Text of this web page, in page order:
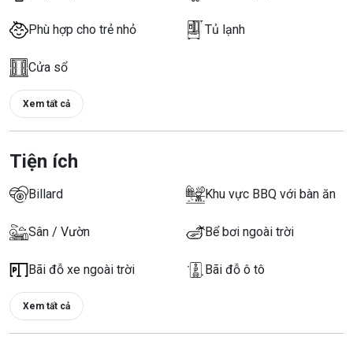
Phù hợp cho trẻ nhỏ Tủ lạnh
Cửa sổ
Xem tất cả
Tiện ích
Billard Khu vực BBQ với bàn ăn
Sân / Vườn Bể bơi ngoài trời
Bãi đỗ xe ngoài trời Bãi đỗ ô tô
Xem tất cả